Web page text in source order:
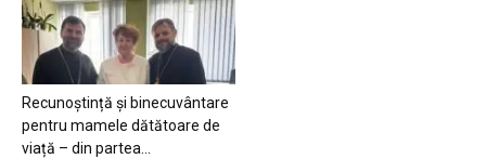
Recunoștință și binecuvântare
pentru mamele dătătoare de
viață – din partea...